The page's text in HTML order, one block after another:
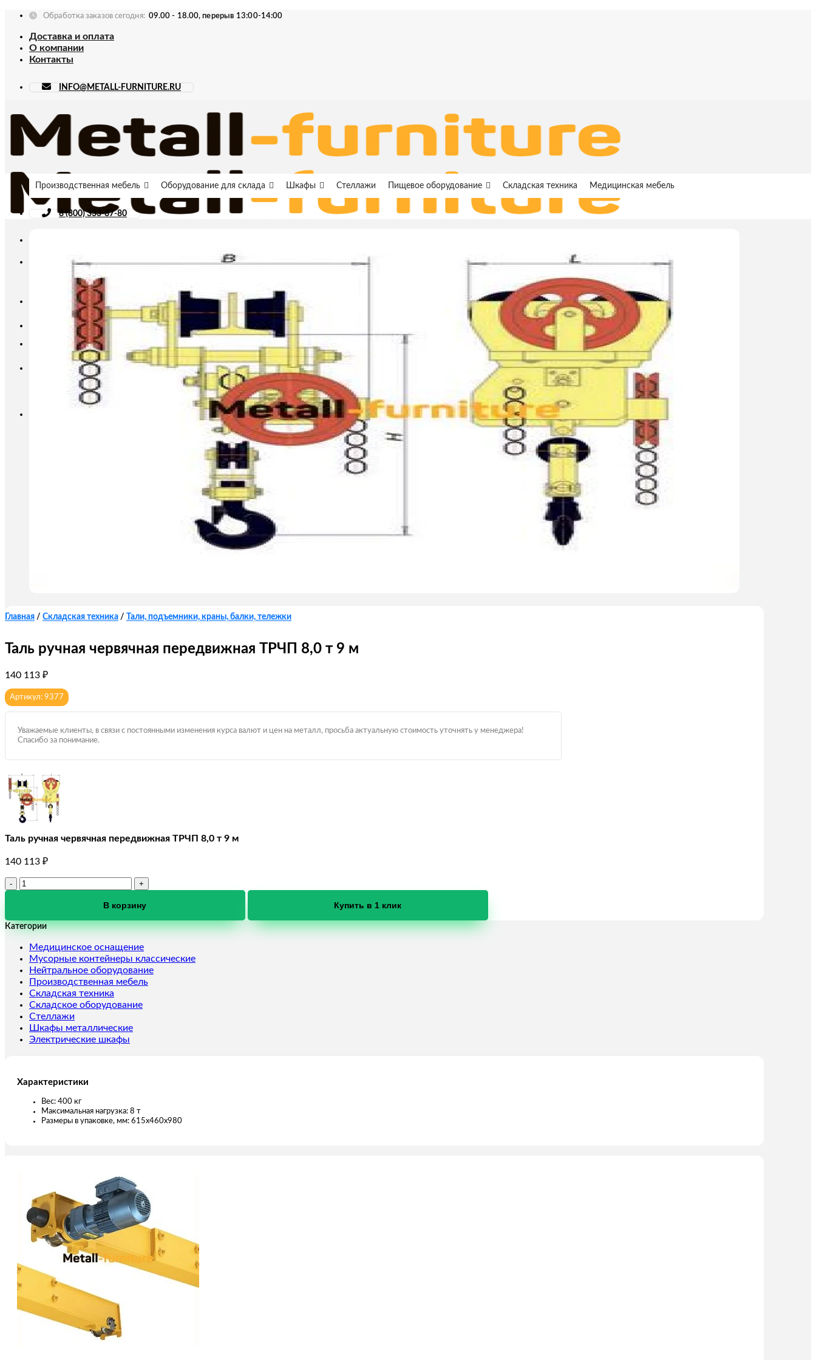
Skip
content
Обработка заказов сегодня: 09.00 - 18.00, перерыв 13:00-14:00
Доставка и оплата
О компании
Контакты
INFO@METALL-FURNITURE.RU
INFO@METALL-FURNITURE.RU
8 (800) 333-87-80
Корзина пуста.
Производственная мебель Оборудование для склада Шкафы Стеллажи Пищевое оборудование Складская техника Медицинская мебель
8 (800) 333-87-80
Главная / Складская техника / Тали, подъемники, краны, балки, тележки
Таль ручная червячная передвижная ТРЧП 8,0 т 9 м
140 113 ₽
Артикул: 9377
Уважаемые клиенты, в связи с постоянными изменения курса валют и цен на металл, просьба актуальную стоимость уточнять у менеджера!
Спасибо за понимание.
Таль ручная червячная передвижная ТРЧП 8,0 т 9 м
140 113 ₽
Количество
червячная
ТРЧП
8,0
т
9
м
В корзину Купить в 1 клик
Категории
Медицинское оснащение
Мусорные контейнеры классические
Нейтральное оборудование
Производственная мебель
Складская техника
Складское оборудование
Стеллажи
Шкафы металлические
Электрические шкафы
Характеристики
Вес: 400 кг
Максимальная нагрузка: 8 т
Размеры в упаковке, мм: 615x460x980